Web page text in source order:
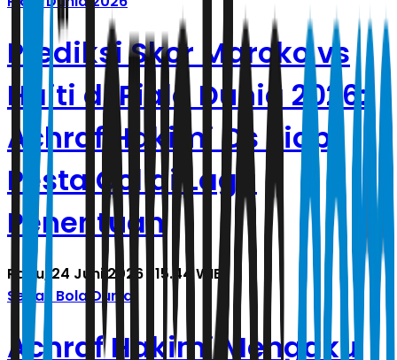
Prediksi Skor Maroko vs
Haiti di Piala Dunia 2026:
Achraf Hakimi Cs Siap
Pesta Gol di Laga
Penentuan
Rabu, 24 Juni 2026 | 15.44 WIB
Sepak Bola Dunia
Achraf Hakimi Mengaku